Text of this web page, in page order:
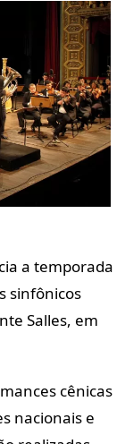
a temporada
sinfônicos
Salles, em
cênicas
nacionais e